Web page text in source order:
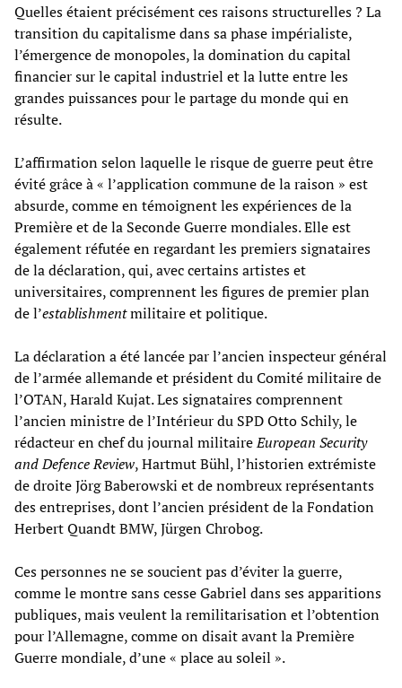
Quelles étaient précisément ces raisons structurelles ? La
transition du capitalisme dans sa phase impérialiste,
l’émergence de monopoles, la domination du capital
financier sur le capital industriel et la lutte entre les
grandes puissances pour le partage du monde qui en
résulte.
L’affirmation selon laquelle le risque de guerre peut être
évité grâce à « l’application commune de la raison » est
absurde, comme en témoignent les expériences de la
Première et de la Seconde Guerre mondiales. Elle est
également réfutée en regardant les premiers signataires
de la déclaration, qui, avec certains artistes et
universitaires, comprennent les figures de premier plan
de l’establishmentmilitaire et politique.
La déclaration a été lancée par l’ancien inspecteur général
de l’armée allemande et président du Comité militaire de
l’OTAN, Harald Kujat. Les signataires comprennent
l’ancien ministre de l’Intérieur du SPD Otto Schily, le
rédacteur en chef du journal militaireEuropean Security
and Defence Review, Hartmut Bühl, l’historien extrémiste
de droite Jörg Baberowski et de nombreux représentants
des entreprises, dont l’ancien président de la Fondation
Herbert Quandt BMW, Jürgen Chrobog.
Ces personnes ne se soucient pas d’éviter la guerre,
comme le montre sans cesse Gabriel dans ses apparitions
publiques, mais veulent la remilitarisation et l’obtention
pour l’Allemagne, comme on disait avant la Première
Guerre mondiale, d’une « place au soleil ».